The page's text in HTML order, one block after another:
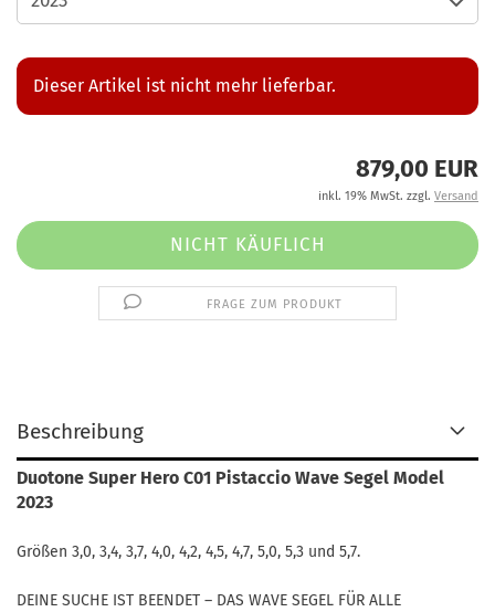
Dieser Artikel ist nicht mehr lieferbar.
879,00 EUR
inkl. 19% MwSt. zzgl. Versand
FRAGE ZUM PRODUKT
Beschreibung
Duotone Super Hero C01 Pistaccio Wave Segel Model
2023
Größen 3,0, 3,4, 3,7, 4,0, 4,2, 4,5, 4,7, 5,0, 5,3 und 5,7.
DEINE SUCHE IST BEENDET – DAS WAVE SEGEL FÜR ALLE